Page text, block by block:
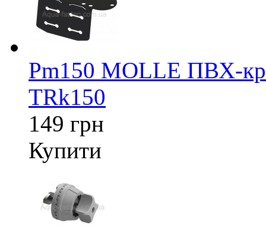
Pm150 MOLLE ПВХ-
TRk150
149 грн
Купити